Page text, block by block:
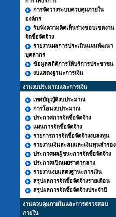
การจัดวางระบบควบคุมภายใน
องค์กร
รับฟังความคิดเห็นร่างขอบเขตงาน
จัดซื้อจัดจ้าง
รายงานผลการประเมินแผนพัฒนา
บุคลากร
ข้อมูลสถิติการให้บริการประชาชน
งบแสดงฐานะการเงิน
งานงบประมาณและการเงิน
เทศบัญญัติงบประมาณ
การโอนงบประมาณ
ประกาศการจัดซื้อจัดจ้าง
แผนการจัดซื้อจัดจ้าง
รายการการจัดซื้อจัดจ้างงบลงทุน
รายงานเงินสะสมและเงินทุนสำรอง
ประกาศผลผู้ชนะการจัดซื้อจัดจ้าง
ประกาศเปิดเผยราคากลาง
รายงานงบแสดงฐานะการเงิน
สรุปผลการจัดซื้อจัดจ้างรายเดือน
สรุปผลการจัดซื้อจัดจ้างประจำปี
งานควบคุมภายในและการตรวจสอบ
ภายใน